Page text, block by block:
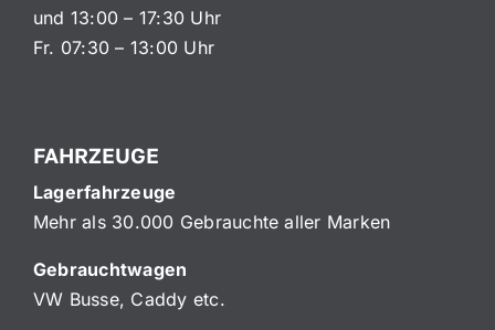
und 13:00 – 17:30 Uhr
Fr. 07:30 – 13:00 Uhr
FAHRZEUGE
Lagerfahrzeuge
Mehr als 30.000 Gebrauchte aller Marken
Gebrauchtwagen
VW Busse, Caddy etc.